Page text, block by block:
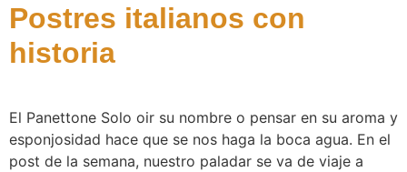
Postres italianos con
historia
El Panettone Solo oir su nombre o pensar en su aroma y
esponjosidad hace que se nos haga la boca agua. En el
post de la semana, nuestro paladar se va de viaje a